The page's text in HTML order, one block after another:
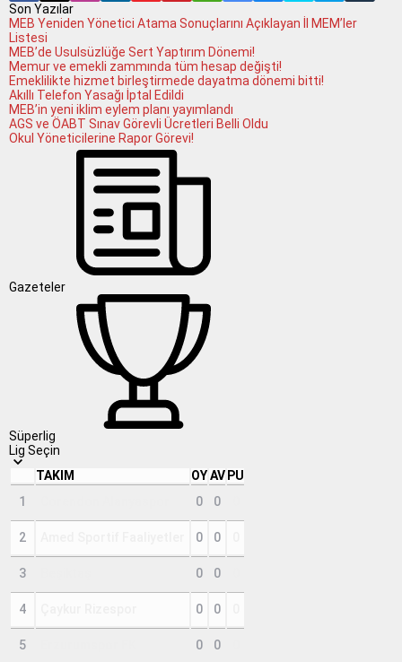
Son Yazılar
MEB Yeniden Yönetici Atama Sonuçlarını Açıklayan İl MEM’ler
Listesi
MEB’de Usulsüzlüğe Sert Yaptırım Dönemi!
Memur ve emekli zammında tüm hesap değişti!
Emeklilikte hizmet birleştirmede dayatma dönemi bitti!
Akıllı Telefon Yasağı İptal Edildi
MEB’in yeni iklim eylem planı yayımlandı
AGS ve ÖABT Sınav Görevli Ücretleri Belli Oldu
Okul Yöneticilerine Rapor Görevi!
Gazeteler
Süperlig
Lig Seçin
TAKIM
OYAV PU
1
0 0
2 0 0
3 0 0
4 0 0
5 0 0